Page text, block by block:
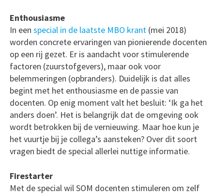
Enthousiasme
In een special in de laatste MBO krant (mei 2018)
worden concrete ervaringen van pionierende docenten
op een rij gezet. Er is aandacht voor stimulerende
factoren (zuurstofgevers), maar ook voor
belemmeringen (opbranders). Duidelijk is dat alles
begint met het enthousiasme en de passie van
docenten. Op enig moment valt het besluit: ‘Ik ga het
anders doen’. Het is belangrijk dat de omgeving ook
wordt betrokken bij de vernieuwing. Maar hoe kun je
het vuurtje bij je collega’s aansteken? Over dit soort
vragen biedt de special allerlei nuttige informatie.
Firestarter
Met de special wil SOM docenten stimuleren om zelf